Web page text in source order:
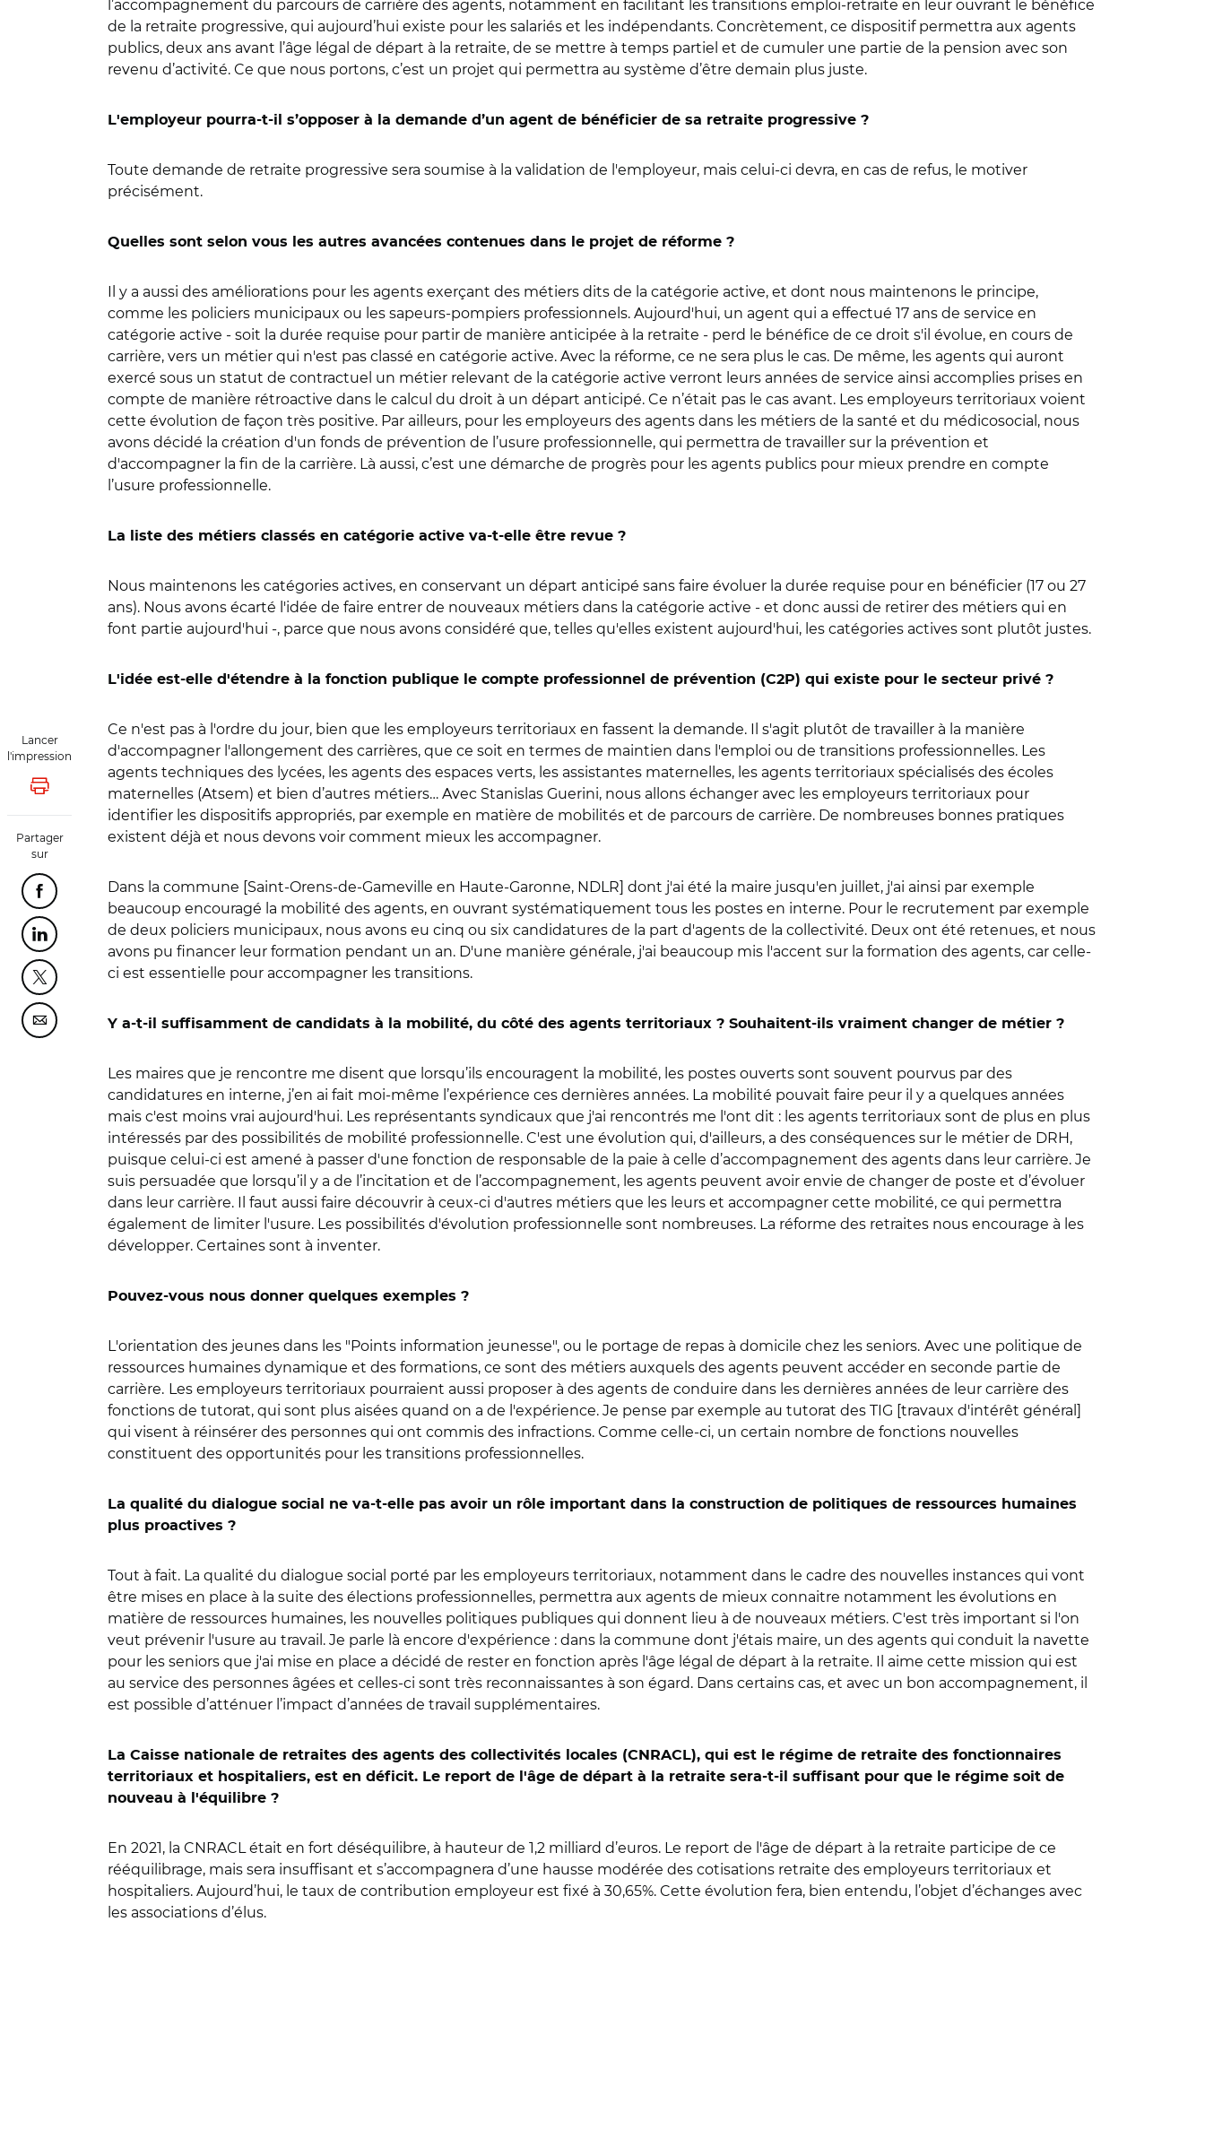
Lancer
l'impression
Lancer l'impression
Partager
sur
Partager cette page sur Facebook
Partager cette page sur Linkedin
Partager cette page sur Twitter
Partager cette page sur Courriel
l’accompagnement du parcours de carrière des agents, notamment en facilitant les transitions emploi-retraite en leur ouvrant le bénéfice
de la retraite progressive, qui aujourd’hui existe pour les salariés et les indépendants. Concrètement, ce dispositif permettra aux agents
publics, deux ans avant l’âge légal de départ à la retraite, de se mettre à temps partiel et de cumuler une partie de la pension avec son
revenu d’activité. Ce que nous portons, c’est un projet qui permettra au système d’être demain plus juste.
L'employeur pourra-t-il s’opposer à la demande d’un agent de bénéficier de sa retraite progressive ?
Toute demande de retraite progressive sera soumise à la validation de l'employeur, mais celui-ci devra, en cas de refus, le motiver
précisément.
Quelles sont selon vous les autres avancées contenues dans le projet de réforme ?
Il y a aussi des améliorations pour les agents exerçant des métiers dits de la catégorie active, et dont nous maintenons le principe,
comme les policiers municipaux ou les sapeurs-pompiers professionnels. Aujourd'hui, un agent qui a effectué 17 ans de service en
catégorie active - soit la durée requise pour partir de manière anticipée à la retraite - perd le bénéfice de ce droit s'il évolue, en cours de
carrière, vers un métier qui n'est pas classé en catégorie active. Avec la réforme, ce ne sera plus le cas. De même, les agents qui auront
exercé sous un statut de contractuel un métier relevant de la catégorie active verront leurs années de service ainsi accomplies prises en
compte de manière rétroactive dans le calcul du droit à un départ anticipé. Ce n’était pas le cas avant. Les employeurs territoriaux voient
cette évolution de façon très positive. Par ailleurs, pour les employeurs des agents dans les métiers de la santé et du médicosocial, nous
avons décidé la création d'un fonds de prévention de l’usure professionnelle, qui permettra de travailler sur la prévention et
d'accompagner la fin de la carrière. Là aussi, c’est une démarche de progrès pour les agents publics pour mieux prendre en compte
l’usure professionnelle.
La liste des métiers classés en catégorie active va-t-elle être revue ?
Nous maintenons les catégories actives, en conservant un départ anticipé sans faire évoluer la durée requise pour en bénéficier (17 ou 27
ans). Nous avons écarté l'idée de faire entrer de nouveaux métiers dans la catégorie active - et donc aussi de retirer des métiers qui en
font partie aujourd'hui -, parce que nous avons considéré que, telles qu'elles existent aujourd'hui, les catégories actives sont plutôt justes.
L'idée est-elle d'étendre à la fonction publique le compte professionnel de prévention (C2P) qui existe pour le secteur privé ?
Ce n'est pas à l'ordre du jour, bien que les employeurs territoriaux en fassent la demande. Il s'agit plutôt de travailler à la manière
d'accompagner l'allongement des carrières, que ce soit en termes de maintien dans l'emploi ou de transitions professionnelles. Les
agents techniques des lycées, les agents des espaces verts, les assistantes maternelles, les agents territoriaux spécialisés des écoles
maternelles (Atsem) et bien d’autres métiers… Avec Stanislas Guerini, nous allons échanger avec les employeurs territoriaux pour
identifier les dispositifs appropriés, par exemple en matière de mobilités et de parcours de carrière. De nombreuses bonnes pratiques
existent déjà et nous devons voir comment mieux les accompagner.
Dans la commune [Saint-Orens-de-Gameville en Haute-Garonne, NDLR] dont j'ai été la maire jusqu'en juillet, j'ai ainsi par exemple
beaucoup encouragé la mobilité des agents, en ouvrant systématiquement tous les postes en interne. Pour le recrutement par exemple
de deux policiers municipaux, nous avons eu cinq ou six candidatures de la part d'agents de la collectivité. Deux ont été retenues, et nous
avons pu financer leur formation pendant un an. D'une manière générale, j'ai beaucoup mis l'accent sur la formation des agents, car celle-
ci est essentielle pour accompagner les transitions.
Y a-t-il suffisamment de candidats à la mobilité, du côté des agents territoriaux ? Souhaitent-ils vraiment changer de métier ?
Les maires que je rencontre me disent que lorsqu’ils encouragent la mobilité, les postes ouverts sont souvent pourvus par des
candidatures en interne, j’en ai fait moi-même l’expérience ces dernières années. La mobilité pouvait faire peur il y a quelques années
mais c'est moins vrai aujourd'hui. Les représentants syndicaux que j'ai rencontrés me l'ont dit : les agents territoriaux sont de plus en plus
intéressés par des possibilités de mobilité professionnelle. C'est une évolution qui, d'ailleurs, a des conséquences sur le métier de DRH,
puisque celui-ci est amené à passer d'une fonction de responsable de la paie à celle d’accompagnement des agents dans leur carrière. Je
suis persuadée que lorsqu’il y a de l’incitation et de l’accompagnement, les agents peuvent avoir envie de changer de poste et d’évoluer
dans leur carrière. Il faut aussi faire découvrir à ceux-ci d'autres métiers que les leurs et accompagner cette mobilité, ce qui permettra
également de limiter l'usure. Les possibilités d'évolution professionnelle sont nombreuses. La réforme des retraites nous encourage à les
développer. Certaines sont à inventer.
Pouvez-vous nous donner quelques exemples ?
L'orientation des jeunes dans les "Points information jeunesse", ou le portage de repas à domicile chez les seniors. Avec une politique de
ressources humaines dynamique et des formations, ce sont des métiers auxquels des agents peuvent accéder en seconde partie de
carrière. Les employeurs territoriaux pourraient aussi proposer à des agents de conduire dans les dernières années de leur carrière des
fonctions de tutorat, qui sont plus aisées quand on a de l'expérience. Je pense par exemple au tutorat des TIG [travaux d'intérêt général]
qui visent à réinsérer des personnes qui ont commis des infractions. Comme celle-ci, un certain nombre de fonctions nouvelles
constituent des opportunités pour les transitions professionnelles.
La qualité du dialogue social ne va-t-elle pas avoir un rôle important dans la construction de politiques de ressources humaines
plus proactives ?
Tout à fait. La qualité du dialogue social porté par les employeurs territoriaux, notamment dans le cadre des nouvelles instances qui vont
être mises en place à la suite des élections professionnelles, permettra aux agents de mieux connaitre notamment les évolutions en
matière de ressources humaines, les nouvelles politiques publiques qui donnent lieu à de nouveaux métiers. C'est très important si l'on
veut prévenir l'usure au travail. Je parle là encore d'expérience : dans la commune dont j'étais maire, un des agents qui conduit la navette
pour les seniors que j'ai mise en place a décidé de rester en fonction après l'âge légal de départ à la retraite. Il aime cette mission qui est
au service des personnes âgées et celles-ci sont très reconnaissantes à son égard. Dans certains cas, et avec un bon accompagnement, il
est possible d’atténuer l’impact d’années de travail supplémentaires.
La Caisse nationale de retraites des agents des collectivités locales (CNRACL), qui est le régime de retraite des fonctionnaires
territoriaux et hospitaliers, est en déficit. Le report de l'âge de départ à la retraite sera-t-il suffisant pour que le régime soit de
nouveau à l'équilibre ?
En 2021, la CNRACL était en fort déséquilibre, à hauteur de 1,2 milliard d’euros. Le report de l'âge de départ à la retraite participe de ce
rééquilibrage, mais sera insuffisant et s’accompagnera d’une hausse modérée des cotisations retraite des employeurs territoriaux et
hospitaliers. Aujourd’hui, le taux de contribution employeur est fixé à 30,65%. Cette évolution fera, bien entendu, l’objet d’échanges avec
les associations d’élus.